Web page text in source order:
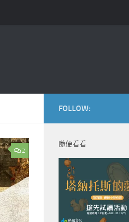
2
FOLLOW:
隨便看看